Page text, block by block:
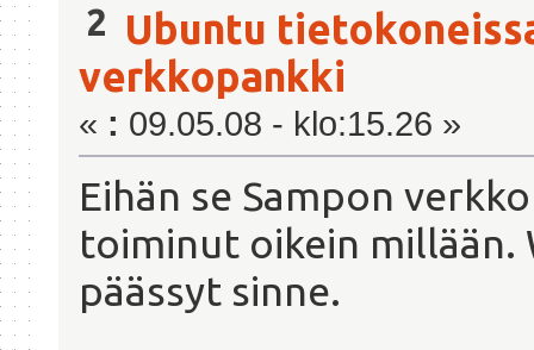
2 Ubuntu
verkkopankki
« : 09.05.08 - klo:15.26 »
Eihän se Sampon
toiminut oikein millään.
päässyt sinne.